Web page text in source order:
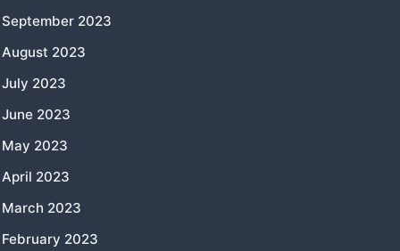
September 2023
August 2023
July 2023
June 2023
May 2023
April 2023
March 2023
February 2023